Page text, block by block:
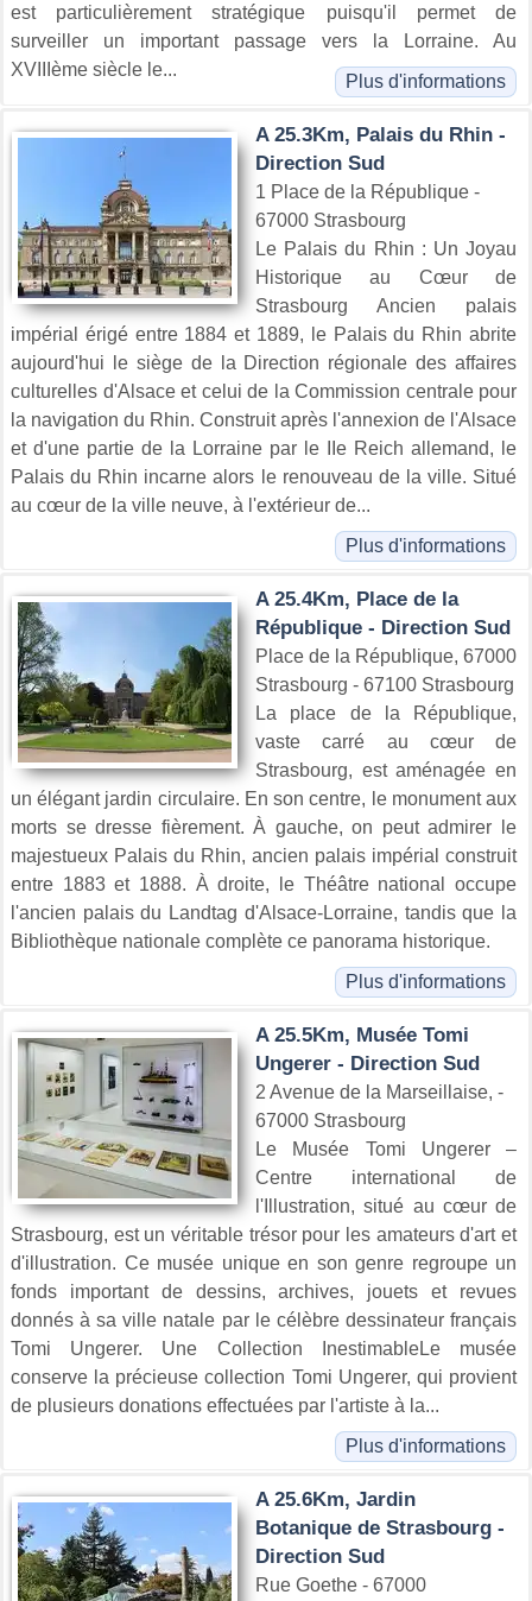
est particulièrement stratégique puisqu'il permet de
surveiller un important passage vers la Lorraine. Au
XVIIIème siècle le...
Plus d'informations
A 25.3Km, Palais du Rhin -
Direction Sud
1 Place de la République -
67000 Strasbourg
Le Palais du Rhin : Un Joyau
Historique au Cœur de
Strasbourg Ancien palais
impérial érigé entre 1884 et 1889, le Palais du Rhin abrite
aujourd'hui le siège de la Direction régionale des affaires
culturelles d'Alsace et celui de la Commission centrale pour
la navigation du Rhin. Construit après l'annexion de l'Alsace
et d'une partie de la Lorraine par le IIe Reich allemand, le
Palais du Rhin incarne alors le renouveau de la ville. Situé
au cœur de la ville neuve, à l'extérieur de...
Plus d'informations
A 25.4Km, Place de la
République - Direction Sud
Place de la République, 67000
Strasbourg - 67100 Strasbourg
La place de la République,
vaste carré au cœur de
Strasbourg, est aménagée en
un élégant jardin circulaire. En son centre, le monument aux
morts se dresse fièrement. À gauche, on peut admirer le
majestueux Palais du Rhin, ancien palais impérial construit
entre 1883 et 1888. À droite, le Théâtre national occupe
l'ancien palais du Landtag d'Alsace-Lorraine, tandis que la
Bibliothèque nationale complète ce panorama historique.
Plus d'informations
A 25.5Km, Musée Tomi
Ungerer - Direction Sud
2 Avenue de la Marseillaise, -
67000 Strasbourg
Le Musée Tomi Ungerer –
Centre international de
l'Illustration, situé au cœur de
Strasbourg, est un véritable trésor pour les amateurs d'art et
d'illustration. Ce musée unique en son genre regroupe un
fonds important de dessins, archives, jouets et revues
donnés à sa ville natale par le célèbre dessinateur français
Tomi Ungerer. Une Collection InestimableLe musée
conserve la précieuse collection Tomi Ungerer, qui provient
de plusieurs donations effectuées par l'artiste à la...
Plus d'informations
A 25.6Km, Jardin
Botanique de Strasbourg -
Direction Sud
Rue Goethe - 67000